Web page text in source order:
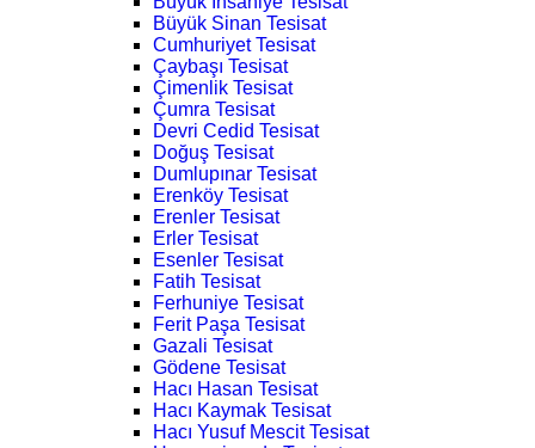
Büyük Sinan Tesisat
Cumhuriyet Tesisat
Çaybaşı Tesisat
Çimenlik Tesisat
Çumra Tesisat
Devri Cedid Tesisat
Doğuş Tesisat
Dumlupınar Tesisat
Erenköy Tesisat
Erenler Tesisat
Erler Tesisat
Esenler Tesisat
Fatih Tesisat
Ferhuniye Tesisat
Ferit Paşa Tesisat
Gazali Tesisat
Gödene Tesisat
Hacı Hasan Tesisat
Hacı Kaymak Tesisat
Hacı Yusuf Mescit Tesisat